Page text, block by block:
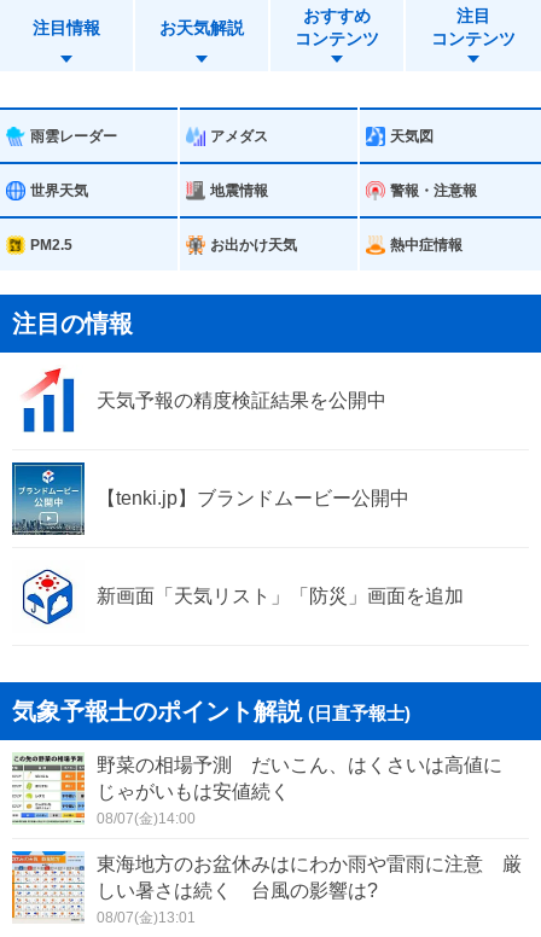
つがる市 平川市
蓬田村
鰺ヶ沢町
西目屋村 藤崎町
大鰐町 田舎館村
中泊町
注目情報 お天気解説
おすすめ
コンテンツ
注目
コンテンツ
雨雲レーダー アメダス 天気図
世界天気 地震情報 警報・注意報
PM2.5 お出かけ天気 熱中症情報
注目の情報
天気予報の精度検証結果を公開中
【tenki.jp】ブランドムービー公開中
新画面「天気リスト」「防災」画面を追加
気象予報士のポイント解説 (日直予報士)
野菜の相場予測 だいこん、はくさいは高値に
じゃがいもは安値続く
08/07(金)14:00
東海地方のお盆休みはにわか雨や雷雨に注意 厳
しい暑さは続く 台風の影響は?
08/07(金)13:01